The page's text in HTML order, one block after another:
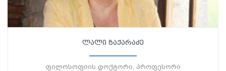
ლალი ზაქარაძე
ფილოსოფიის დოქტორი, პროფესორი